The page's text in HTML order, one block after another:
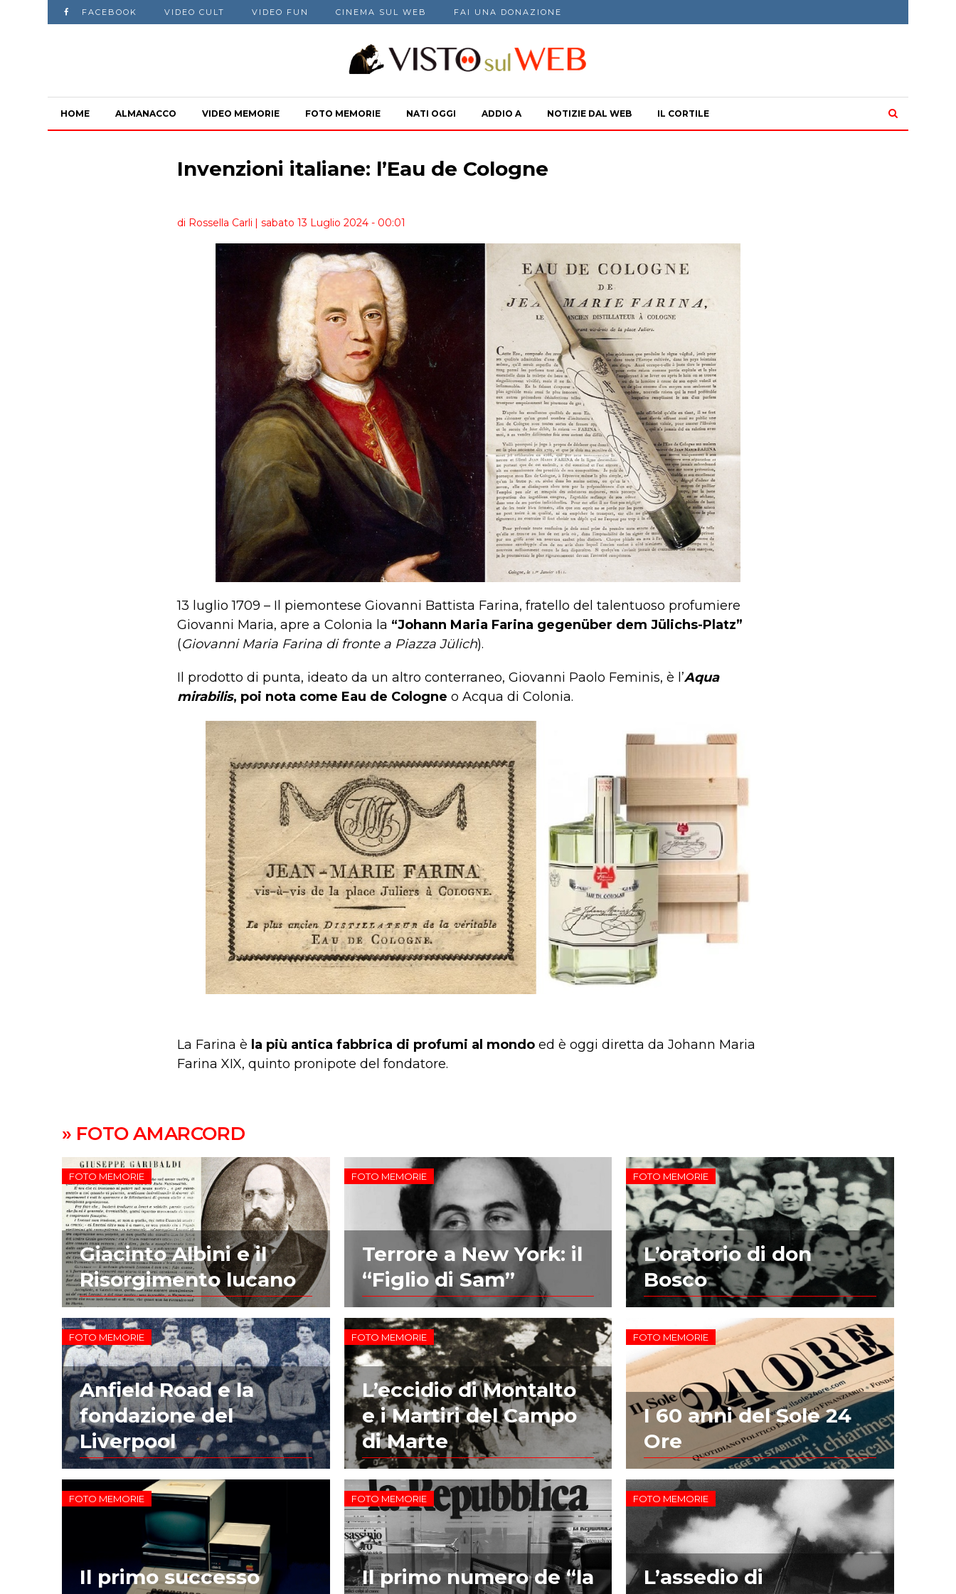
FACEBOOK VIDEO CULT VIDEO FUN CINEMA SUL WEB FAI UNA DONAZIONE
HOME ALMANACCO VIDEO MEMORIE FOTO MEMORIE NATI OGGI ADDIO A NOTIZIE DAL WEB IL CORTILE
Invenzioni italiane: l’Eau de Cologne
di Rossella Carli | sabato 13 Luglio 2024 - 00:01
13 luglio 1709 – Il piemontese Giovanni Battista Farina, fratello del talentuoso profumiere
Giovanni Maria, apre a Colonia la “Johann Maria Farina gegenüber dem Jülichs-Platz”
(Giovanni Maria Farina di fronte a Piazza Jülich).
Il prodotto di punta, ideato da un altro conterraneo, Giovanni Paolo Feminis, è l’Aqua
mirabilis, poi nota come Eau de Cologne o Acqua di Colonia.
La Farina è la più antica fabbrica di profumi al mondoed è oggi diretta da Johann Maria
Farina XIX, quinto pronipote del fondatore.
» FOTO AMARCORD
FOTO MEMORIE
Giacinto Albini e il
Risorgimento lucano
FOTO MEMORIE
Terrore a New York: il
“Figlio di Sam”
FOTO MEMORIE
L’oratorio di don
Bosco
FOTO MEMORIE
Anfield Road e la
fondazione del
Liverpool
FOTO MEMORIE
L’eccidio di Montalto
e i Martiri del Campo
di Marte
FOTO MEMORIE
I 60 anni del Sole 24
Ore
FOTO MEMORIE
Il primo successo
FOTO MEMORIE
Il primo numero de “la
FOTO MEMORIE
L’assedio di